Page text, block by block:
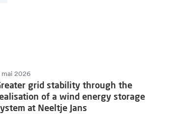
mai 2026
grid stability through the
of a wind energy storage
at Neeltje Jans